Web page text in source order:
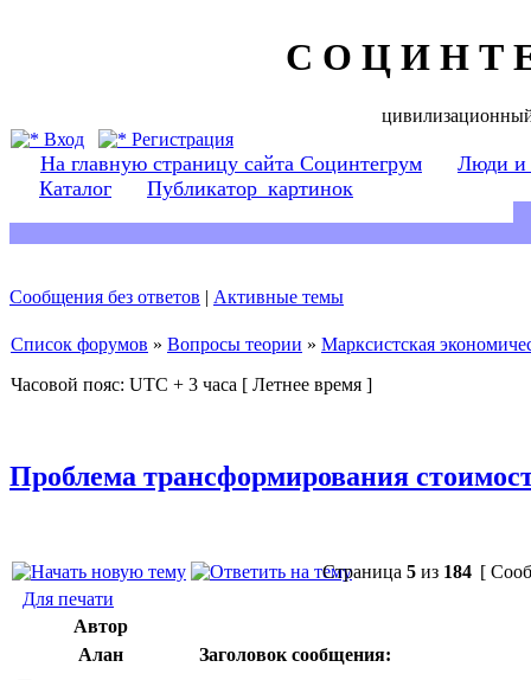
С О Ц И Н Т
Вход
Регистрация
На главную страницу сайта Социнтегрум
Люди и
Каталог
Публикатор_картинок
Сообщения без ответов | Активные темы
Список форумов » Вопросы теории » Марксистская
Часовой пояс: UTC + 3 часа [ Летнее время ]
Проблема трансформирования
Страница 5 из 184 [
Для печати
Автор
Алан
Заголовок сообщения: